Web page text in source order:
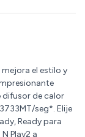
mejora el estilo y
difusor de calor
seg*. Elije
Ready para
Play2 a